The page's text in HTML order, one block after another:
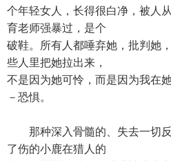
个年轻女人，长得很白净，被人
育老师强暴过，是个
破鞋。所有人都唾弃她，批判她
些人里把她拉出来，
不是因为她可怜，而是因为我在
－恐惧。
那种深入骨髓的、失去一切反
了伤的小鹿在猎人的